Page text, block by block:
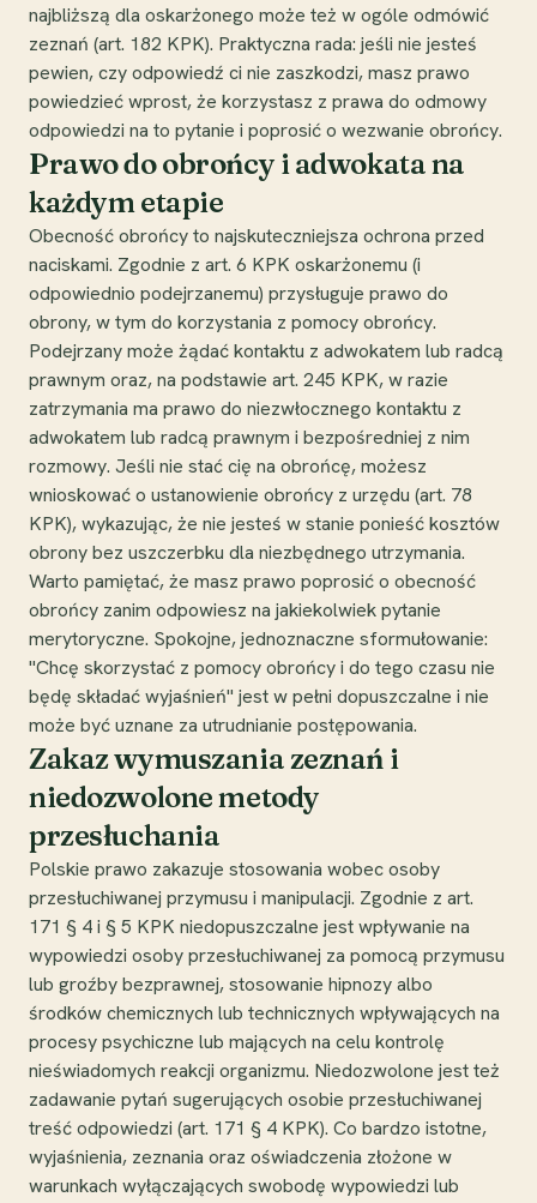
najbliższą dla oskarżonego może też w ogóle odmówić
zeznań (art. 182 KPK). Praktyczna rada: jeśli nie jesteś
pewien, czy odpowiedź ci nie zaszkodzi, masz prawo
powiedzieć wprost, że korzystasz z prawa do odmowy
odpowiedzi na to pytanie i poprosić o wezwanie obrońcy.
Prawo do obrońcy i adwokata na
każdym etapie
Obecność obrońcy to najskuteczniejsza ochrona przed
naciskami. Zgodnie z art. 6 KPK oskarżonemu (i
odpowiednio podejrzanemu) przysługuje prawo do
obrony, w tym do korzystania z pomocy obrońcy.
Podejrzany może żądać kontaktu z adwokatem lub radcą
prawnym oraz, na podstawie art. 245 KPK, w razie
zatrzymania ma prawo do niezwłocznego kontaktu z
adwokatem lub radcą prawnym i bezpośredniej z nim
rozmowy. Jeśli nie stać cię na obrońcę, możesz
wnioskować o ustanowienie obrońcy z urzędu (art. 78
KPK), wykazując, że nie jesteś w stanie ponieść kosztów
obrony bez uszczerbku dla niezbędnego utrzymania.
Warto pamiętać, że masz prawo poprosić o obecność
obrońcy zanim odpowiesz na jakiekolwiek pytanie
merytoryczne. Spokojne, jednoznaczne sformułowanie:
"Chcę skorzystać z pomocy obrońcy i do tego czasu nie
będę składać wyjaśnień" jest w pełni dopuszczalne i nie
może być uznane za utrudnianie postępowania.
Zakaz wymuszania zeznań i
niedozwolone metody
przesłuchania
Polskie prawo zakazuje stosowania wobec osoby
przesłuchiwanej przymusu i manipulacji. Zgodnie z art.
171 § 4 i § 5 KPK niedopuszczalne jest wpływanie na
wypowiedzi osoby przesłuchiwanej za pomocą przymusu
lub groźby bezprawnej, stosowanie hipnozy albo
środków chemicznych lub technicznych wpływających na
procesy psychiczne lub mających na celu kontrolę
nieświadomych reakcji organizmu. Niedozwolone jest też
zadawanie pytań sugerujących osobie przesłuchiwanej
treść odpowiedzi (art. 171 § 4 KPK). Co bardzo istotne,
wyjaśnienia, zeznania oraz oświadczenia złożone w
warunkach wyłączających swobodę wypowiedzi lub